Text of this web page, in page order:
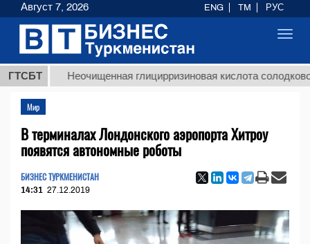
ГТСБТНеочищенная глицирризиновая кислота солодкового
Мир
В терминалах Лондонского аэропорта Хитроу
появятся автономные роботы
БИЗНЕС ТУРКМЕНИСТАН
14:31 27.12.2019
Август 7, 2026 ENG TM РУС